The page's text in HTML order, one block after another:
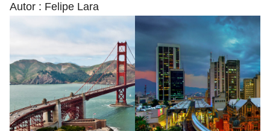
Autor : Felipe Lara